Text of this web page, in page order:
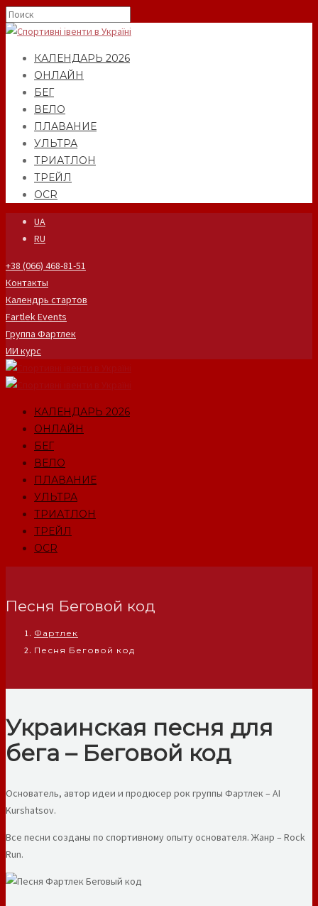
КАЛЕНДАРЬ 2026
ОНЛАЙН
БЕГ
ВЕЛО
ПЛАВАНИЕ
УЛЬТРА
ТРИАТЛОН
ТРЕЙЛ
OCR
UA
RU
+38 (066) 468-81-51
Контакты
Календрь стартов
Fartlek Events
Группа Фартлек
ИИ курс
КАЛЕНДАРЬ 2026
ОНЛАЙН
БЕГ
ВЕЛО
ПЛАВАНИЕ
УЛЬТРА
ТРИАТЛОН
ТРЕЙЛ
OCR
Песня Беговой код
Фартлек
Песня Беговой код
Украинская песня для
бега – Беговой код
Основатель, автор идеи и продюсер рок группы Фартлек – AI
Kurshatsov.
Все песни созданы по спортивному опыту основателя. Жанр – Rock
Run.